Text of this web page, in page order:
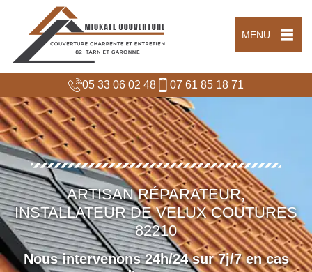
MENU
05 33 06 02 48 07 61 85 18 71
ARTISAN RÉPARATEUR,
INSTALLATEUR DE VELUX COUTURES
82210
Nous intervenons 24h/24 sur 7j/7 en cas